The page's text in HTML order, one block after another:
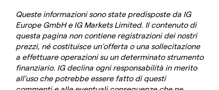
Queste informazioni sono state predisposte da IG
Europe GmbH e IG Markets Limited. Il contenuto di
questa pagina non contiene registrazioni dei nostri
prezzi, né costituisce un’offerta o una sollecitazione
a effettuare operazioni su un determinato strumento
finanziario. IG declina ogni responsabilità in merito
all’uso che potrebbe essere fatto di questi